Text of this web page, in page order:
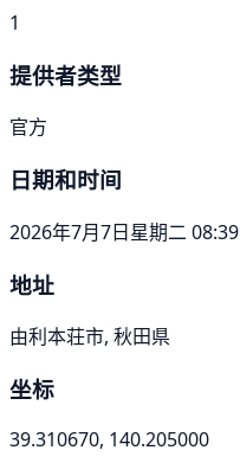
1
提供者类型
官方
日期和时间
2026年7月7日星期二 08:39
地址
由利本荘市, 秋田県
坐标
39.310670, 140.205000